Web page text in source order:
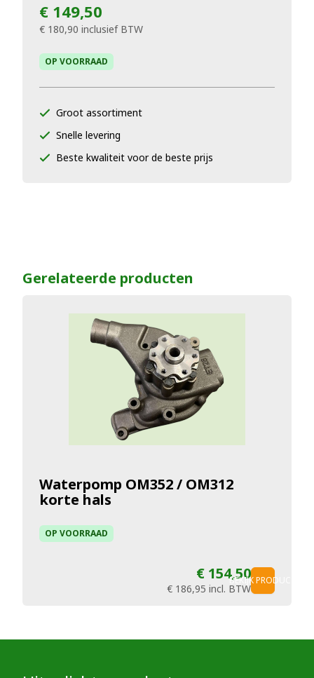
€ 149,50
€ 180,90 inclusief BTW
OP VOORRAAD
Groot assortiment
Snelle levering
Beste kwaliteit voor de beste prijs
Gerelateerde producten
Waterpomp OM352 / OM312
korte hals
OP VOORRAAD
€ 154,50
€ 186,95 incl. BTW
BEKIJK PRODUCT